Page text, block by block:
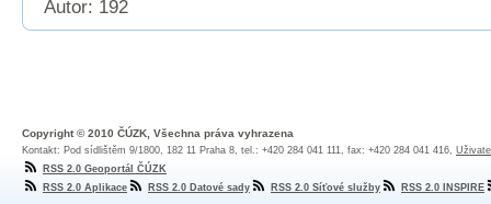
Autor: 192
Copyright © 2010 ČÚZK, Všechna práva vyhrazena
Kontakt: Pod sídlištěm 9/1800, 182 11 Praha 8, tel.: +420 284 041 111, fax: +420 284 041 416,
RSS 2.0 Geoportál ČÚZK
RSS 2.0 Aplikace
RSS 2.0 Datové sady RSS 2.0 Síťové služby RSS 2.0 INSPIRE